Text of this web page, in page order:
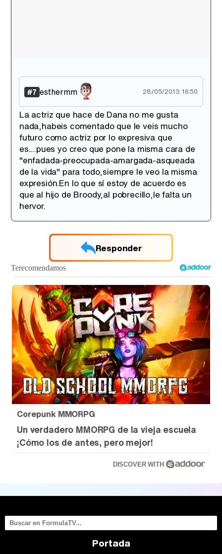
#7 esthermm 28/05/2013 16:50
La actriz que hace de Dana no me gusta
nada,habeis comentado que le veis mucho
futuro como actriz por lo expresiva que
es....pues yo creo que pone la misma cara de
"enfadada-preocupada-amargada-asqueada
de la vida" para todo,siempre le veo la misma
expresión.En lo que sí estoy de acuerdo es
que al hijo de Broody,al pobrecillo,le falta un
hervor.
Responder
Corepunk MMORPG
Un verdadero MMORPG de la vieja escuela
¡Cómo los de antes, pero mejor!
DISCOVER WITH
Portada